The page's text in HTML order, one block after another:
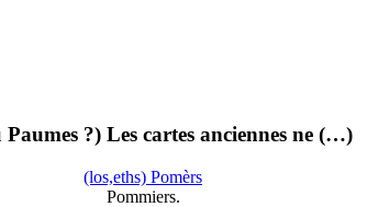
?) Les cartes anciennes ne (…)
(los,eths) Pomèrs
Pommiers.